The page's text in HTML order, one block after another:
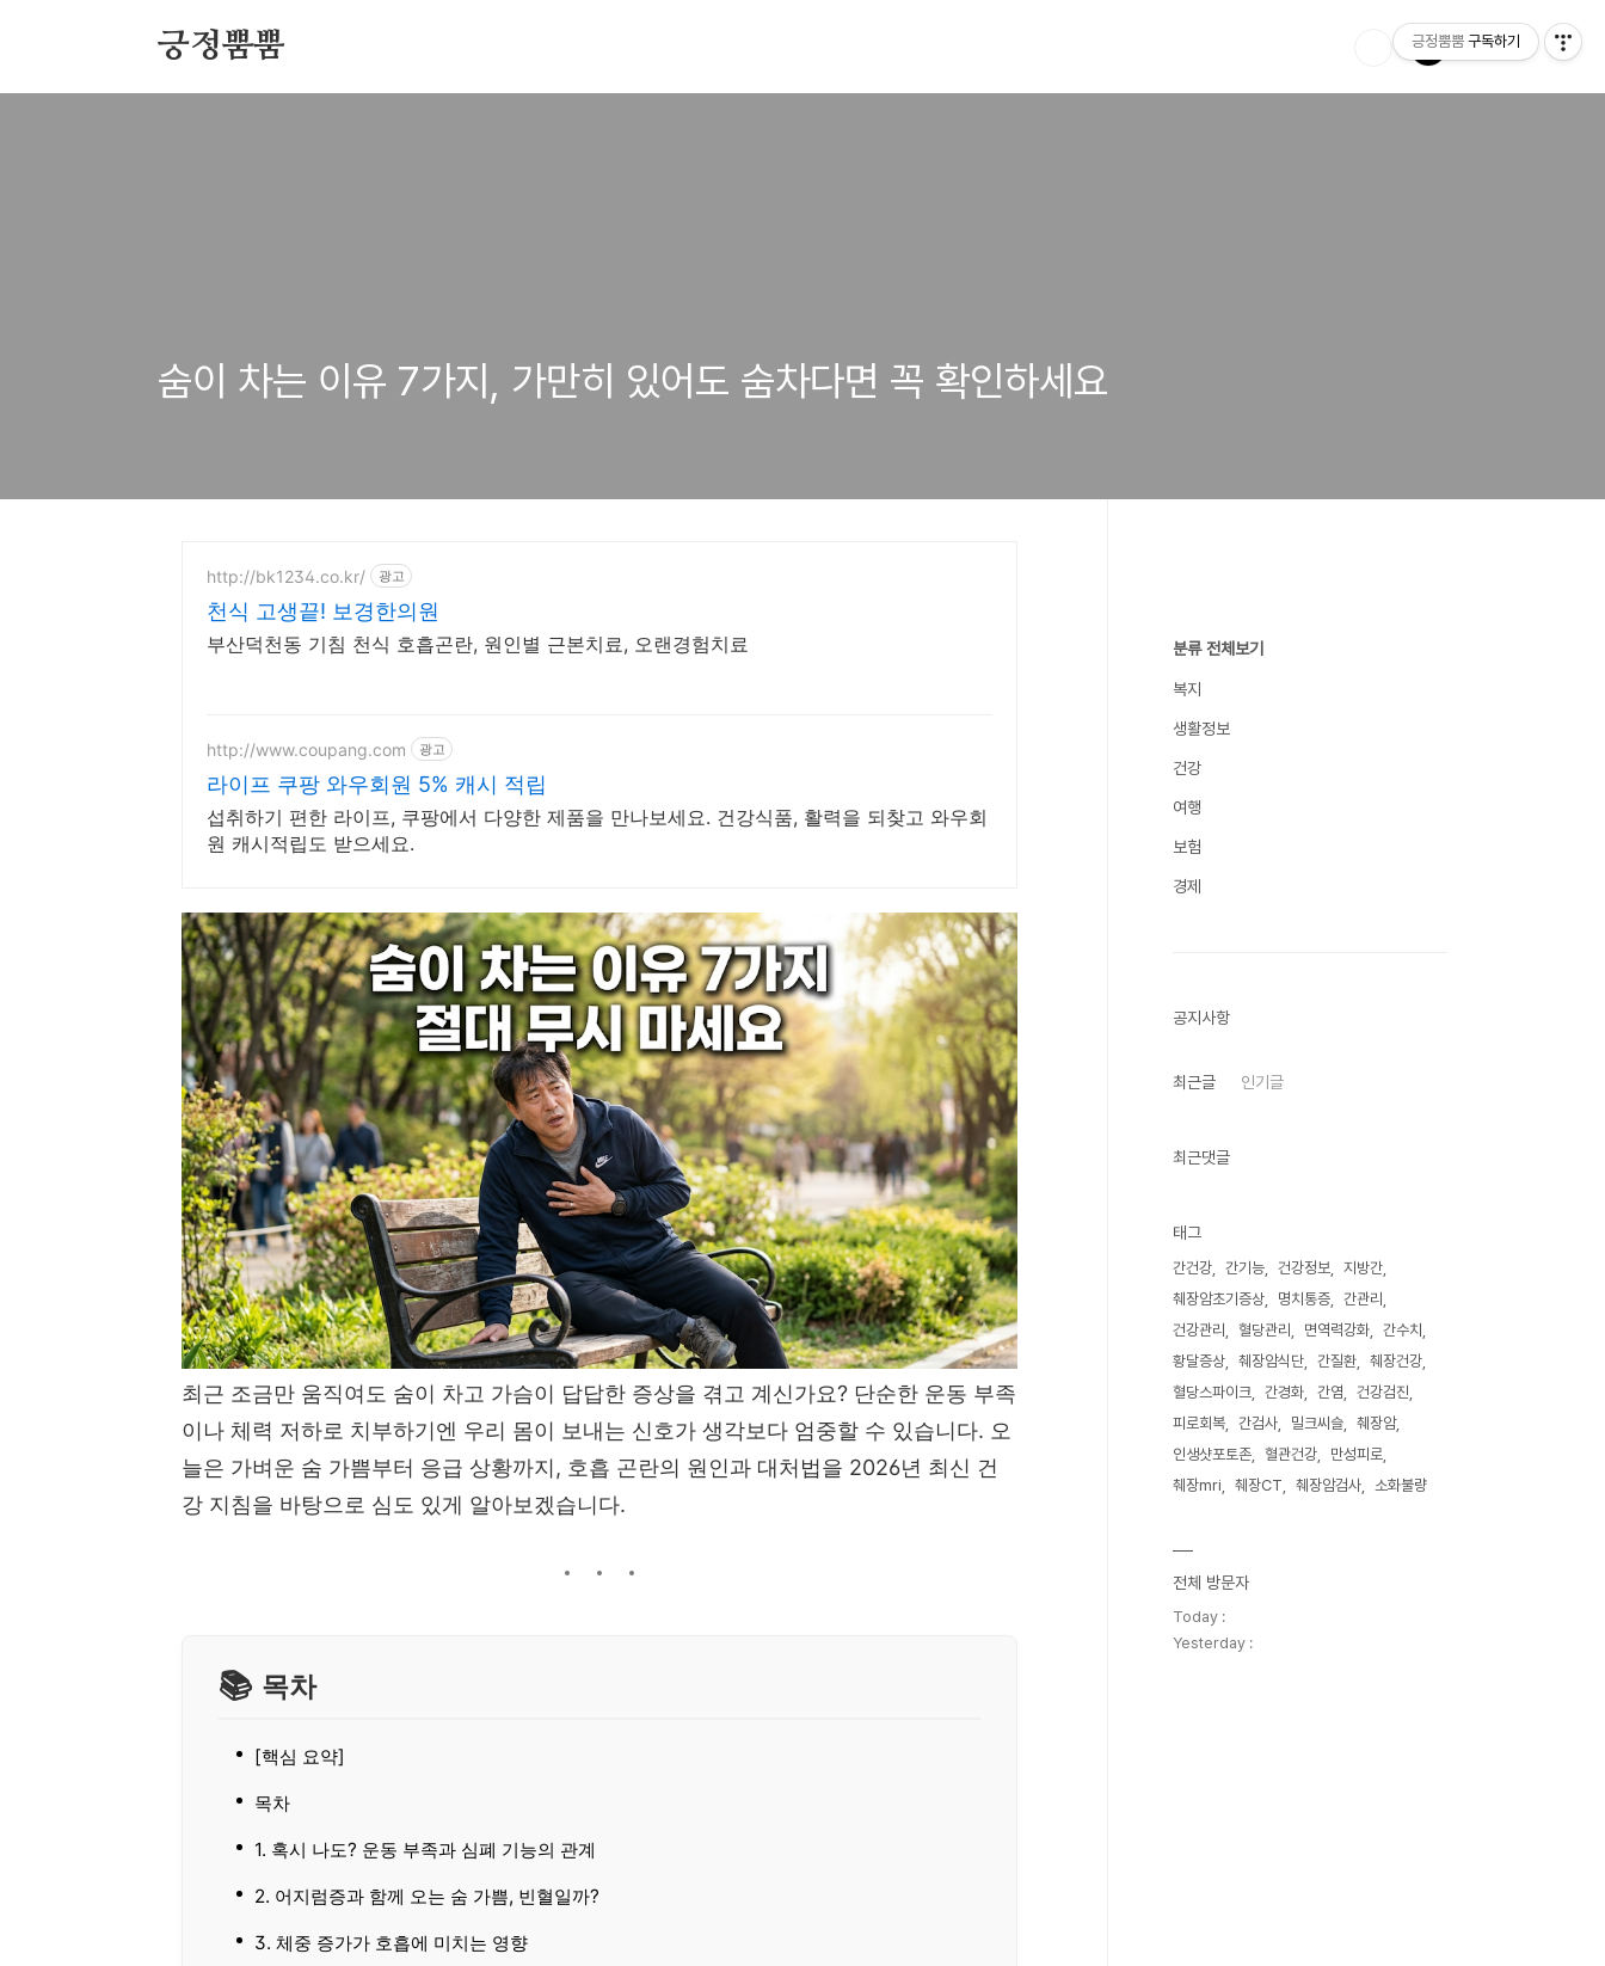
긍정뿜뿜
숨이 차는 이유 7가지, 가만히 있어도 숨차다면 꼭 확인하세요
http://bk1234.co.kr/ 광고
천식 고생끝! 보경한의원
부산덕천동 기침 천식 호흡곤란, 원인별 근본치료, 오랜경험치료
http://www.coupang.com 광고
라이프 쿠팡 와우회원 5% 캐시 적립
섭취하기 편한 라이프, 쿠팡에서 다양한 제품을 만나보세요. 건강식품, 활력을 되찾고 와우회
원 캐시적립도 받으세요.
최근 조금만 움직여도 숨이 차고 가슴이 답답한 증상을 겪고 계신가요? 단순한 운동 부족
이나 체력 저하로 치부하기엔 우리 몸이 보내는 신호가 생각보다 엄중할 수 있습니다. 오
늘은 가벼운 숨 가쁨부터 응급 상황까지, 호흡 곤란의 원인과 대처법을 2026년 최신 건
강 지침을 바탕으로 심도 있게 알아보겠습니다.
목차
[핵심 요약]
목차
1. 혹시 나도? 운동 부족과 심폐 기능의 관계
2. 어지럼증과 함께 오는 숨 가쁨, 빈혈일까?
3. 체중 증가가 호흡에 미치는 영향
분류 전체보기
복지
생활정보
건강
여행
보험
경제
공지사항
최근글 인기글
최근댓글
태그
간건강 간기능 건강정보
지방간
췌장암초기증상
명치통증
간관리
건강관리
혈당관리 면역력강화
간수치
황달증상
췌장암식단 간질환
췌장건강
혈당스파이크
간경화 간염
건강검진
피로회복
간검사 밀크씨슬
췌장암
인생샷포토존
혈관건강
만성피로
췌장mri
췌장CT 췌장암검사 소화불량
전체 방문자
Today :
Yesterday :
긍정뿜뿜 구독하기